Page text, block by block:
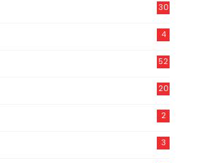
30
4
52
20
2
3